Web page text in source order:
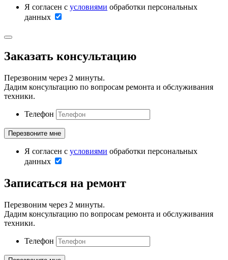
Я согласен с условиями обработки персональных
данных
Заказать консультацию
Перезвоним через 2 минуты.
Дадим консультацию по вопросам ремонта и обслуживания
техники.
Телефон
Я согласен с условиями обработки персональных
данных
Записаться на ремонт
Перезвоним через 2 минуты.
Дадим консультацию по вопросам ремонта и обслуживания
техники.
Телефон